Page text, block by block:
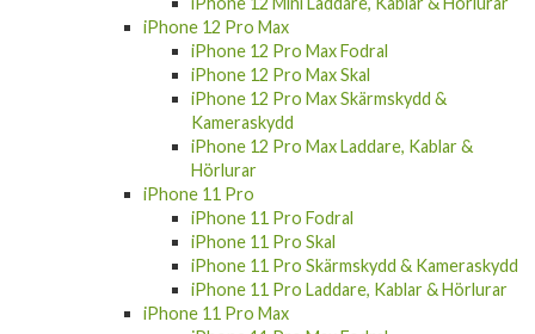
iPhone 12 Mini
iPhone 12 Mini Fodral
iPhone 12 Mini Skal
iPhone 12 Mini Skärmskydd & Kameraskydd
iPhone 12 Mini Laddare, Kablar & Hörlurar
iPhone 12 Pro Max
iPhone 12 Pro Max Fodral
iPhone 12 Pro Max Skal
iPhone 12 Pro Max Skärmskydd &
Kameraskydd
iPhone 12 Pro Max Laddare, Kablar &
Hörlurar
iPhone 11 Pro
iPhone 11 Pro Fodral